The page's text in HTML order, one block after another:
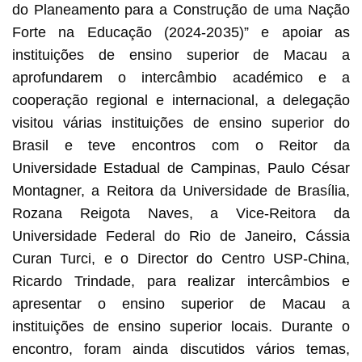
do Planeamento para a Construção de uma Nação
Forte na Educação (2024-2035)” e apoiar as
instituições de ensino superior de Macau a
aprofundarem o intercâmbio académico e a
cooperação regional e internacional, a delegação
visitou várias instituições de ensino superior do
Brasil e teve encontros com o Reitor da
Universidade Estadual de Campinas, Paulo César
Montagner, a Reitora da Universidade de Brasília,
Rozana Reigota Naves, a Vice-Reitora da
Universidade Federal do Rio de Janeiro, Cássia
Curan Turci, e o Director do Centro USP-China,
Ricardo Trindade, para realizar intercâmbios e
apresentar o ensino superior de Macau a
instituições de ensino superior locais. Durante o
encontro, foram ainda discutidos vários temas,